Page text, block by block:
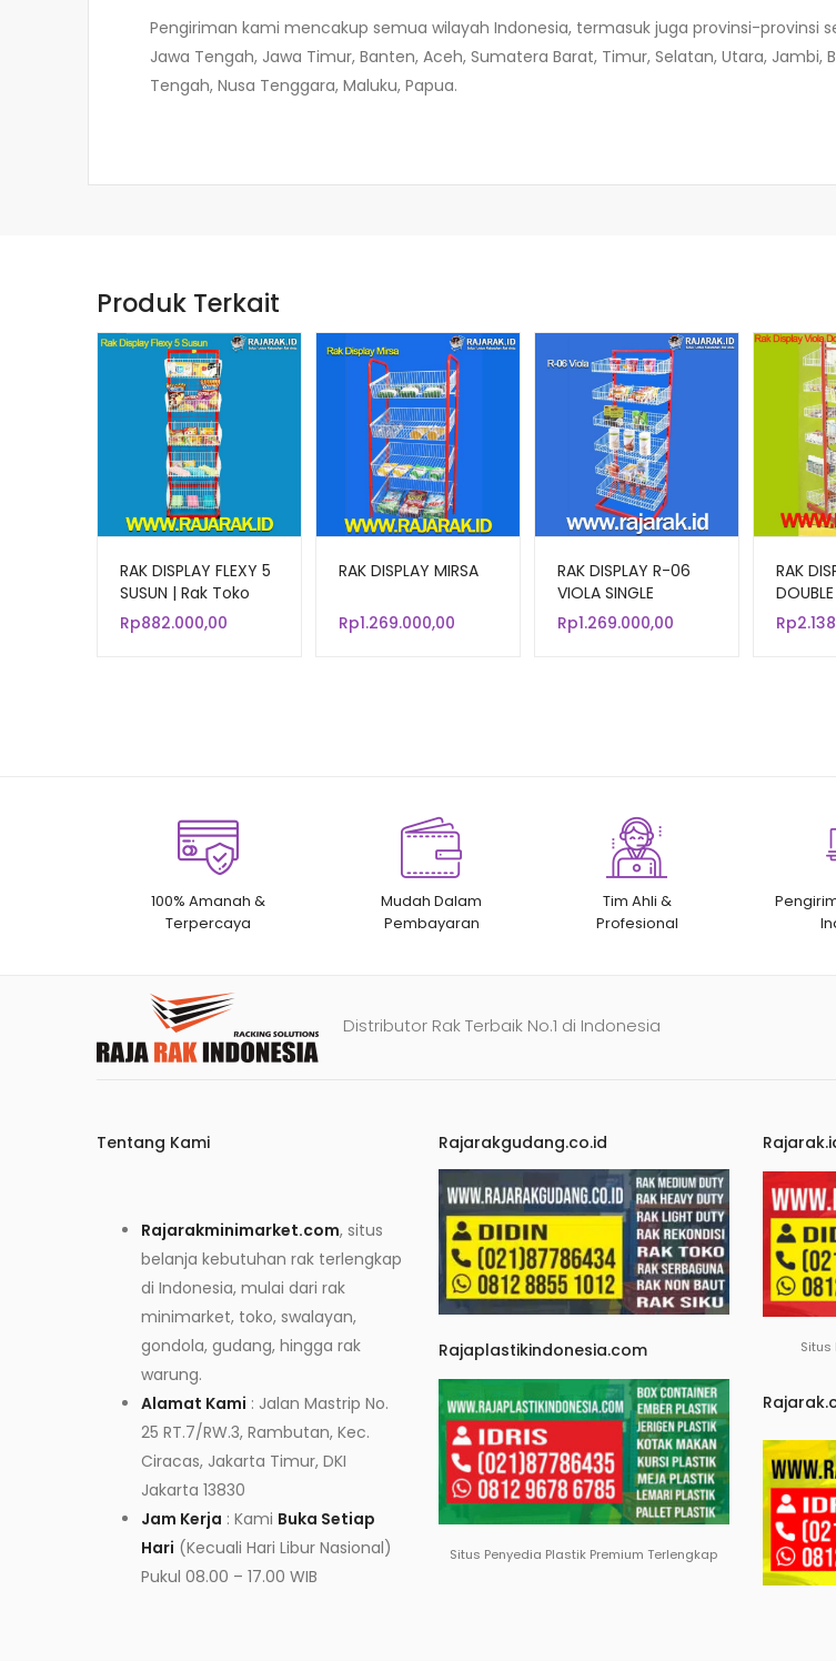
Pengiriman kami mencakup semua wilayah Indonesia, termasuk juga provinsi-provinsi
Jawa Tengah, Jawa Timur, Banten, Aceh, Sumatera Barat, Timur, Selatan, Utara, Jambi,
Tengah, Nusa Tenggara, Maluku, Papua.
Produk Terkait
RAK DISPLAY FLEXY 5
SUSUN | Rak Toko
Kue, Mie, Roti, Snack,
Chiki
Rp882.000,00
RAK DISPLAY MIRSA
Rp1.269.000,00
RAK DISPLAY R-06
VIOLA SINGLE
Rp1.269.000,00
RAK
DOUBLE
Rp
100% Amanah &
Terpercaya
Mudah Dalam
Pembayaran
Tim Ahli &
Profesional
Distributor Rak Terbaik No.1 di Indonesia
Tentang Kami
Rajarakminimarket.com, situs
belanja kebutuhan rak terlengkap
di Indonesia, mulai dari rak
minimarket, toko, swalayan,
gondola, gudang, hingga rak
warung.
Alamat Kami : Jalan Mastrip No.
25 RT.7/RW.3, Rambutan, Kec.
Ciracas, Jakarta Timur, DKI
Jakarta 13830
Jam Kerja : Kami Buka Setiap
Hari (Kecuali Hari Libur Nasional)
Pukul 08.00 – 17.00 WIB
Rajarakgudang.co.id
Rajaplastikindonesia.com
Situs Penyedia Plastik Premium Terlengkap
Situs